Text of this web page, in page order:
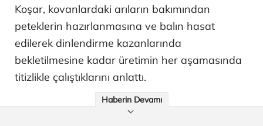
Koşar, kovanlardaki arıların bakımından
peteklerin hazırlanmasına ve balın hasat
edilerek dinlendirme kazanlarında
bekletilmesine kadar üretimin her aşamasında
titizlikle çalıştıklarını anlattı.
Haberin Devamı